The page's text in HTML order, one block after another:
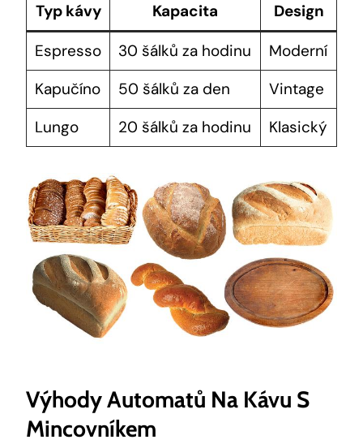
Typ kávy Kapacita
Design
Espresso
30 šálků za hodinu
Moderní
Kapučíno
50 šálků za den
Vintage
Lungo
20 šálků za hodinu Klasický
Výhody Automatů Na Kávu S
Mincovníkem